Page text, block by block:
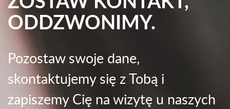
ODDZWONIMY.
Pozostaw swoje dane,
skontaktujemy się z Tobą i
zapiszemy Cię na wizytę u naszych